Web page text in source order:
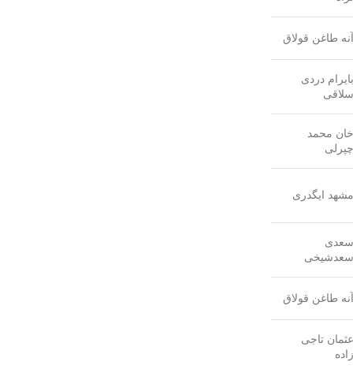
آنه طاغن قولاق
بایرام دردی
سلاقی
خان محمد
چپرلی
مشهد ایگدری
سعدی
سعدشیخی
آنه طاغن قولاق
عثمان تاجی
زاده